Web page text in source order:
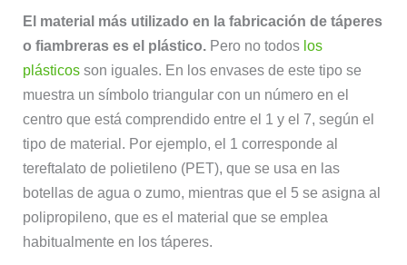
El material más utilizado en la fabricación de táperes
o fiambreras es el plástico. Pero no todos los
plásticos son iguales. En los envases de este tipo se
muestra un símbolo triangular con un número en el
centro que está comprendido entre el 1 y el 7, según el
tipo de material. Por ejemplo, el 1 corresponde al
tereftalato de polietileno (PET), que se usa en las
botellas de agua o zumo, mientras que el 5 se asigna al
polipropileno, que es el material que se emplea
habitualmente en los táperes.